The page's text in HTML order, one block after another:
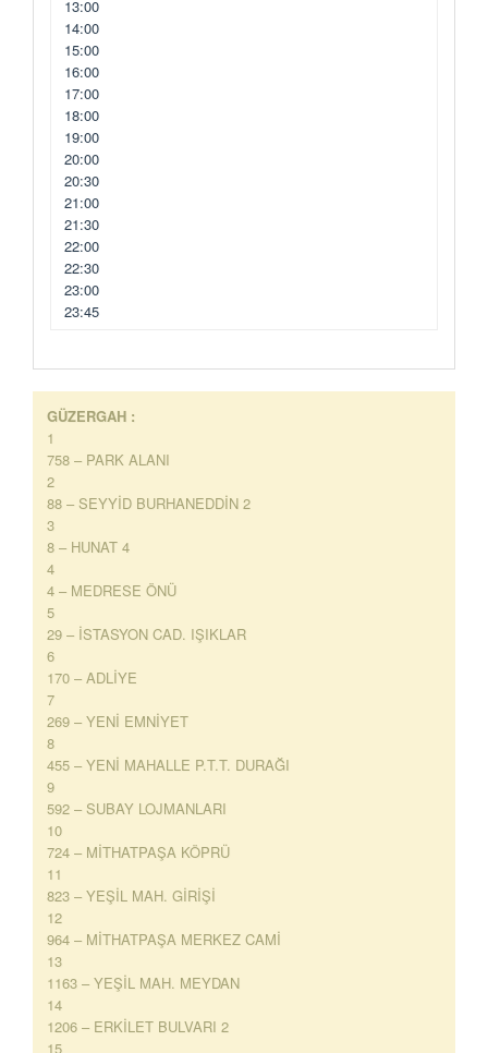
13:00
14:00
15:00
16:00
17:00
18:00
19:00
20:00
20:30
21:00
21:30
22:00
22:30
23:00
23:45
GÜZERGAH :
1
758 – PARK ALANI
2
88 – SEYYİD BURHANEDDİN 2
3
8 – HUNAT 4
4
4 – MEDRESE ÖNÜ
5
29 – İSTASYON CAD. IŞIKLAR
6
170 – ADLİYE
7
269 – YENİ EMNİYET
8
455 – YENİ MAHALLE P.T.T. DURAĞI
9
592 – SUBAY LOJMANLARI
10
724 – MİTHATPAŞA KÖPRÜ
11
823 – YEŞİL MAH. GİRİŞİ
12
964 – MİTHATPAŞA MERKEZ CAMİ
13
1163 – YEŞİL MAH. MEYDAN
14
1206 – ERKİLET BULVARI 2
15